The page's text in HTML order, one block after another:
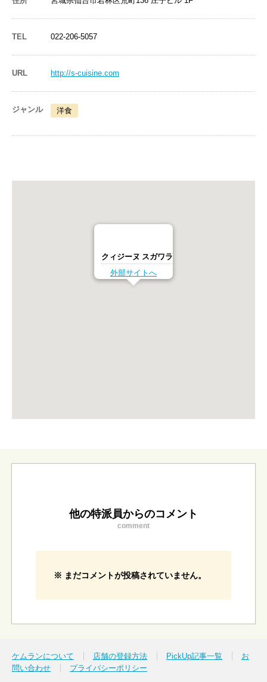
TEL 022-206-5057
URL http://s-cuisine.com
ジャンル 洋食
クィジーヌ スガワラ
外部サイトへ
他の特派員からのコメント
comment
※ まだコメントが投稿されていません。
ケムランについて 店舗の登録方法 PickUp記事一覧
お
問い合わせ
プライバシーポリシー